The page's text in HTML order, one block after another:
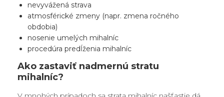
nevyvážená strava
atmosférické zmeny (napr. zmena ročného
obdobia)
nosenie umelých mihalníc
procedúra predĺženia mihalníc
Ako zastaviť nadmernú stratu
mihalníc?